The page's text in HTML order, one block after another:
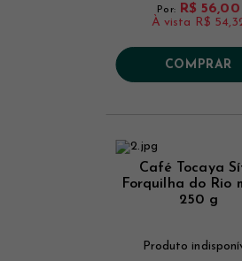
Por: R$ 56,00
À vista R$
COMPRAR
Café Tocaya
Forquilha do Rio
250 g
Produto